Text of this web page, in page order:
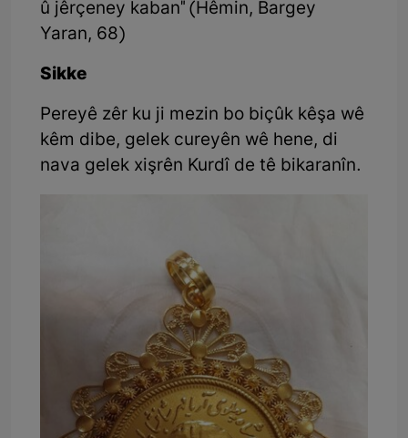
û jêrçeney kaban" (Hêmin, Bargey
Yaran, 68)
Sikke
Pereyê zêr ku ji mezin bo biçûk kêşa wê
kêm dibe, gelek cureyên wê hene, di
nava gelek xişrên Kurdî de tê bikaranîn.